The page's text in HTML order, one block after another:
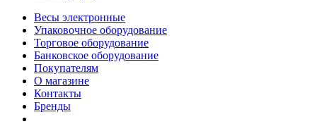
Весы электронные
Упаковочное оборудование
Торговое оборудование
Банковское оборудование
Покупателям
О магазине
Контакты
Бренды